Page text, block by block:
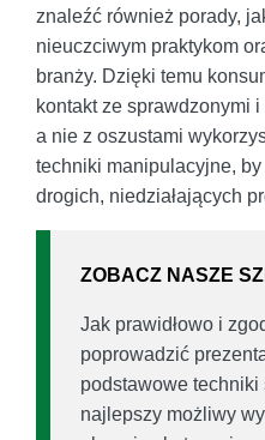
znaleźć również porady,
nieuczciwym praktykom
branży. Dzięki temu
kontakt ze sprawdzonymi
a nie z oszustami
techniki manipulacyjne,
drogich, niedziałających
ZOBACZ NASZE
Jak prawidłowo i
poprowadzić
podstawowe
najlepszy możliwy